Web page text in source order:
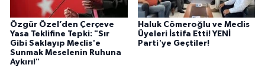
Özgür Özel’den Çerçeve
Yasa Teklifine Tepki: "Sır
Gibi Saklayıp Meclis'e
Sunmak Meselenin Ruhuna
Aykırı!"
Haluk Cömeroğlu ve Meclis
Üyeleri İstifa Etti! YENİ
Parti'ye Geçtiler!